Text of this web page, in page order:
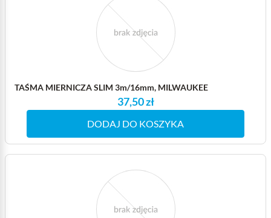
TAŚMA MIERNICZA SLIM 3m/16mm, MILWAUKEE
37,50 zł
DODAJ DO KOSZYKA